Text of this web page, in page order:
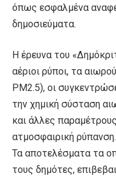
όπως εσφαλμένα
δημοσιεύματα.
Η έρευνα του
αέριοι ρύποι, τα
PM2.5), οι
την χημική σύσταση
και άλλες
ατμοσφαιρική ρύπανση.
Τα αποτελέσματα τα
τους δημότες,